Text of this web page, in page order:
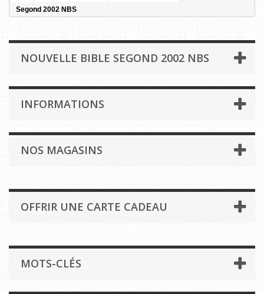
Segond 2002 NBS
NOUVELLE BIBLE SEGOND 2002 NBS
INFORMATIONS
NOS MAGASINS
OFFRIR UNE CARTE CADEAU
MOTS-CLÉS